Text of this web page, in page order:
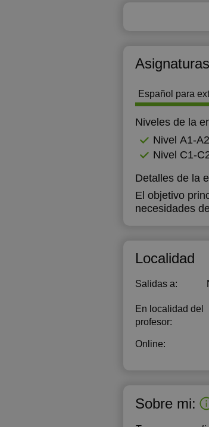
Asignaturas
Español para
Niveles de la
Nivel А1-А2
Nivel C1-
Detalles de la
El objetivo
necesidades
Localidad
Salidas a:
En localidad del
profesor:
Online:
Sobre mi: